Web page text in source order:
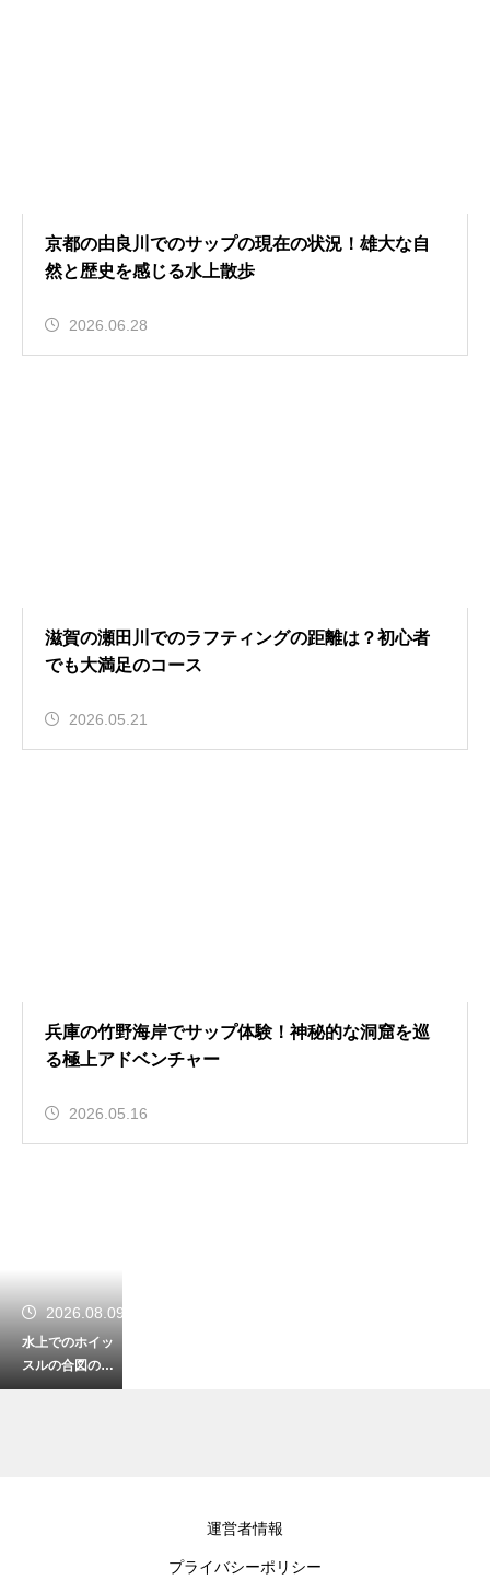
京都の由良川でのサップの現在の状況！雄大な自
然と歴史を感じる水上散歩
2026.06.28
滋賀の瀬田川でのラフティングの距離は？初心者
でも大満足のコース
2026.05.21
兵庫の竹野海岸でサップ体験！神秘的な洞窟を巡
る極上アドベンチャー
2026.05.16
2026.08.09
水上でのホイッ
スルの合図の意
味を理解しよ
運営者情報
プライバシーポリシー